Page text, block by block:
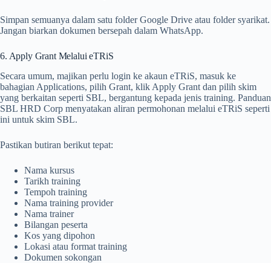
Simpan semuanya dalam satu folder Google Drive atau folder syarikat.
Jangan biarkan dokumen bersepah dalam WhatsApp.
6. Apply Grant Melalui eTRiS
Secara umum, majikan perlu login ke akaun eTRiS, masuk ke
bahagian Applications, pilih Grant, klik Apply Grant dan pilih skim
yang berkaitan seperti SBL, bergantung kepada jenis training. Panduan
SBL HRD Corp menyatakan aliran permohonan melalui eTRiS seperti
ini untuk skim SBL.
Pastikan butiran berikut tepat:
Nama kursus
Tarikh training
Tempoh training
Nama training provider
Nama trainer
Bilangan peserta
Kos yang dipohon
Lokasi atau format training
Dokumen sokongan